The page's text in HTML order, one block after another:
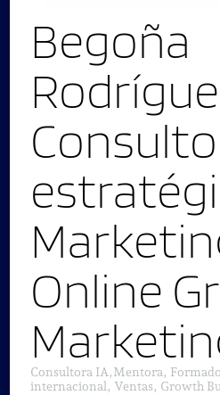
Begoña
Online
Consultora IA,Mentora,
internacional, Ventas, Growth